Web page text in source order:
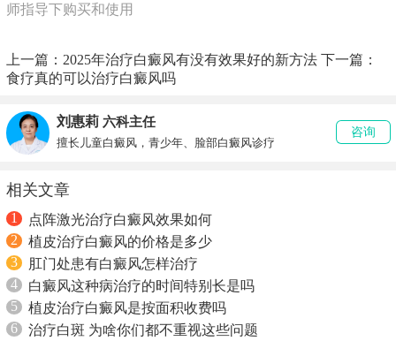
师指导下购买和使用
上一篇： 2025年治疗白癜风有没有效果好的新方法 下一篇：
食疗真的可以治疗白癜风吗
刘惠莉 六科主任
擅长儿童白癜风，青少年、脸部白癜风诊疗
咨询
相关文章
1
点阵激光治疗白癜风效果如何
2
植皮治疗白癜风的价格是多少
3
肛门处患有白癜风怎样治疗
4
白癜风这种病治疗的时间特别长是吗
5
植皮治疗白癜风是按面积收费吗
6
治疗白斑 为啥你们都不重视这些问题